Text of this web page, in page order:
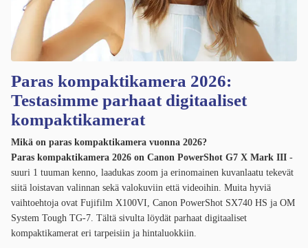
Paras kompaktikamera 2026:
Testasimme parhaat digitaaliset
kompaktikamerat
Mikä on paras kompaktikamera vuonna 2026?
Paras kompaktikamera 2026 on Canon PowerShot G7 X Mark III -
suuri 1 tuuman kenno, laadukas zoom ja erinomainen kuvanlaatu tekevät
siitä loistavan valinnan sekä valokuviin että videoihin. Muita hyviä
vaihtoehtoja ovat Fujifilm X100VI, Canon PowerShot SX740 HS ja OM
System Tough TG-7. Tältä sivulta löydät parhaat digitaaliset
kompaktikamerat eri tarpeisiin ja hintaluokkiin.